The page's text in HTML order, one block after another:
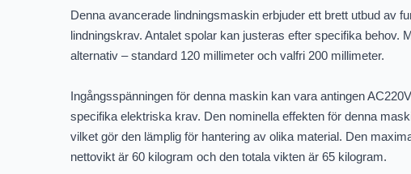
Denna avancerade lindningsmaskin erbjuder ett brett utbud av
lindningskrav. Antalet spolar kan justeras efter specifika
alternativ – standard 120 millimeter och valfri 200 millimeter.
Ingångsspänningen för denna maskin kan vara antingen
specifika elektriska krav. Den nominella effekten för denna
vilket gör den lämplig för hantering av olika material. Den
nettovikt är 60 kilogram och den totala vikten är 65 kilogram.